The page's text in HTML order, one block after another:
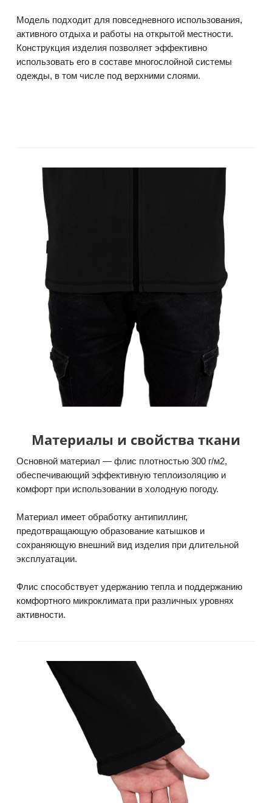
Модель подходит для повседневного использования,
активного отдыха и работы на открытой местности.
Конструкция изделия позволяет эффективно
использовать его в составе многослойной системы
одежды, в том числе под верхними слоями.
Материалы и свойства ткани
Основной материал — флис плотностью 300 г/м2,
обеспечивающий эффективную теплоизоляцию и
комфорт при использовании в холодную погоду.
Материал имеет обработку антипиллинг,
предотвращающую образование катышков и
сохраняющую внешний вид изделия при длительной
эксплуатации.
Флис способствует удержанию тепла и поддержанию
комфортного микроклимата при различных уровнях
активности.